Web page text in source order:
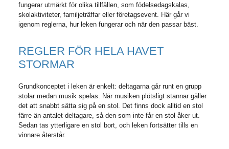
fungerar utmärkt för olika tillfällen, som födelsedagskalas,
skolaktiviteter, familjeträffar eller företagsevent. Här går vi
igenom reglerna, hur leken fungerar och när den passar bäst.
REGLER FÖR HELA HAVET
STORMAR
Grundkonceptet i leken är enkelt: deltagarna går runt en grupp
stolar medan musik spelas. När musiken plötsligt stannar gäller
det att snabbt sätta sig på en stol. Det finns dock alltid en stol
färre än antalet deltagare, så den som inte får en stol åker ut.
Sedan tas ytterligare en stol bort, och leken fortsätter tills en
vinnare återstår.